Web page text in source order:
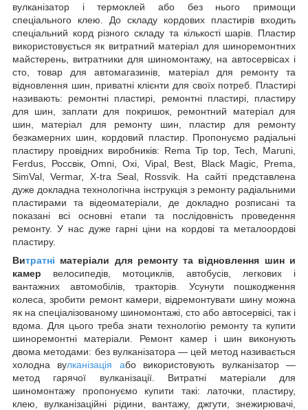
вулканізатор і термоклей або без нього примощи
спеціального клею. До складу кордових пластирів входить
спеціальний корд різного складу та кількості шарів. Пластир
використовується як витратний матеріал для шиноремонтних
майстерень, витратники для шиномонтажу, на автосервісах і
сто, товар для автомагазинів, матеріал для ремонту та
відновлення шин, приватні клієнти для своїх потреб. Пластирі
називають: ремонтні пластирі, ремонтні пластирі, пластиру
для шин, заплати для покришок, ремонтний матеріал для
шин, матеріал для ремонту шин, пластир для ремонту
безкамерних шин, кордовий пластир. Пропонуємо радіальні
пластиру провідних виробників: Rema Tip top, Tech, Maruni,
Ferdus, Россвік, Omni, Oxi, Vipal, Best, Black Magic, Prema,
SimVal, Vermar, X-tra Seal, Rossvik. На сайті представлена
дуже докладна технологічна інструкція з ремонту радіальними
пластирами та відеоматеріали, де докладно розписані та
показані всі основні етапи та послідовність проведення
ремонту. У нас дуже гарні ціни на кордові та металоордові
пластиру.
Витратні матеріали для ремонту та відновлення шин и
камер велосипедів, мотоциклів, автобусів, легкових і
вантажних автомобілів, тракторів. Усунути пошкодження
колеса, зробити ремонт камери, відремонтувати шину можна
як на спеціалізованому шиномонтажі, сто або автосервісі, так і
вдома. Для цього треба знати технологію ремонту та купити
шиноремонтні матеріали. Ремонт камер і шин виконують
двома методами: без вулканізатора — цей метод називається
холодна вулканізація або використовують вулканізатор —
метод гарячої вулканізації. Витратні матеріали для
шиномонтажу пропонуємо купити такі: латочки, пластиру,
клею, вулканізаційні рідини, вантажу, джгути, знежирювачі,